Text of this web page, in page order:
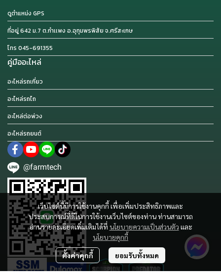
เว็บไซต์นี้มีการใช้งานคุกกี้ เพื่อเพิ่มประสิทธิภาพและ
ประสบการณ์ที่ดีในการใช้งานเว็บไซต์ของท่าน ท่านสามารถ
อ่านรายละเอียดเพิ่มเติมได้ที่ นโยบายความเป็นส่วนตัว และ
นโยบายคุกกี้
ตั้งค่าคุกกี้ ยอมรับทั้งหมด
ดูตำแหน่ง GPS
ที่อยู่ 642 ม.7 ต.กำเเพง อ.อุทุมพรพิสัย จ.ศรีสะเกษ
โทร 045-691355
คู่มืออะไหล่
อะไหล่รถเกี่ยว
อะไหล่รถไถ
อะไหล่ต่อพ่วง
อะไหล่รถยนต์
@farmtech